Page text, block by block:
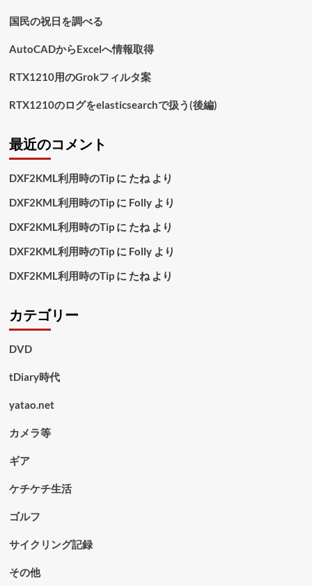
て
さ
ら
に
読
む
り
国民の祝日を調べる
AutoCADからExcelへ情報取得
RTX1210用のGrokフィルタ案
RTX1210のログをelasticsearchで扱う(後編)
最近のコメント
DXF2KML利用時のTipに たねより
DXF2KML利用時のTipに Follyより
DXF2KML利用時のTipに たねより
DXF2KML利用時のTipに Follyより
DXF2KML利用時のTipに たねより
カテゴリー
DVD
tDiary時代
yatao.net
カメラ等
ギア
ケチケチ生活
ゴルフ
サイクリング記録
その他